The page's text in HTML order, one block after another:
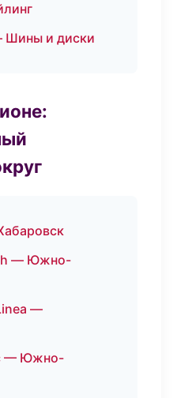
Шины и диски
— Южно-
—
— Южно-